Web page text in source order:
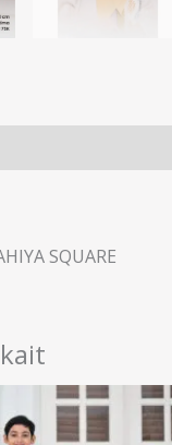
SQUARE
Rentang
harga:
Rp219.000